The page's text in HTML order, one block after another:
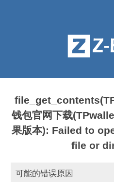
钱包官网下载
果版本): Failed to
file or
可能的错误原因